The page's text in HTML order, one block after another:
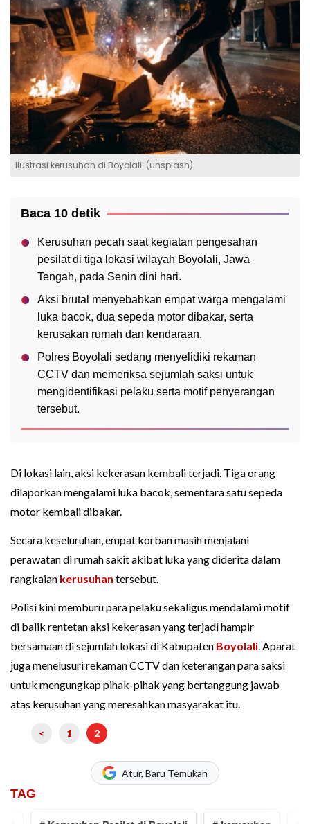
Ilustrasi kerusuhan di Boyolali. (unsplash)
Baca 10 detik
Kerusuhan pecah saat kegiatan pengesahan
pesilat di tiga lokasi wilayah Boyolali, Jawa
Tengah, pada Senin dini hari.
Aksi brutal menyebabkan empat warga mengalami
luka bacok, dua sepeda motor dibakar, serta
kerusakan rumah dan kendaraan.
Polres Boyolali sedang menyelidiki rekaman
CCTV dan memeriksa sejumlah saksi untuk
mengidentifikasi pelaku serta motif penyerangan
tersebut.
Di lokasi lain, aksi kekerasan kembali terjadi. Tiga orang
dilaporkan mengalami luka bacok, sementara satu sepeda
motor kembali dibakar.
Secara keseluruhan, empat korban masih menjalani
perawatan di rumah sakit akibat luka yang diderita dalam
rangkaian kerusuhan tersebut.
Polisi kini memburu para pelaku sekaligus mendalami motif
di balik rentetan aksi kekerasan yang terjadi hampir
bersamaan di sejumlah lokasi di Kabupaten Boyolali. Aparat
juga menelusuri rekaman CCTV dan keterangan para saksi
untuk mengungkap pihak-pihak yang bertanggung jawab
atas kerusuhan yang meresahkan masyarakat itu.
< 1 2
Atur, Baru Temukan
TAG